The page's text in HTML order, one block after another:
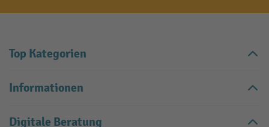
Top Kategorien
Informationen
Digitale Beratung